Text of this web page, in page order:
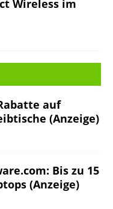
Wireless im
auf
(Anzeige)
Bis zu 15
(Anzeige)